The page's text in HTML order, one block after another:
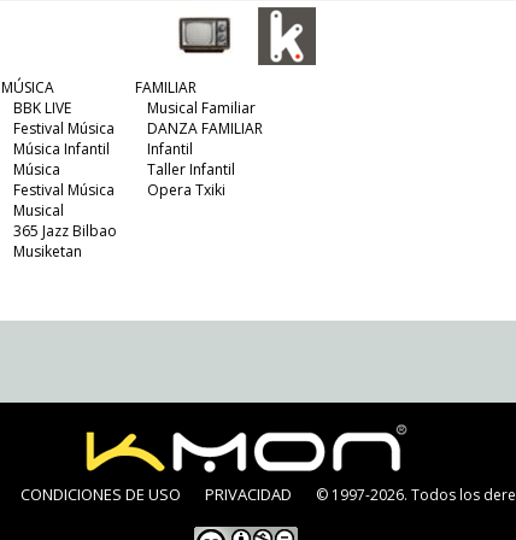
MÚSICA
BBK LIVE
Festival Música
Música Infantil
Música
Festival Música
Musical
365 Jazz Bilbao
Musiketan
FAMILIAR
Musical Familiar
DANZA FAMILIAR
Infantil
Taller Infantil
Opera Txiki
CONDICIONES DE USO PRIVACIDAD © 1997-2026. Todos los